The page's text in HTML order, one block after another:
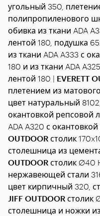
угольный 350,
полипропиленового
обивка из ткани ADA
лентой 180, подушка
из ткани ADA A333 с
180 и из ткани ADA
лентой 180 | EVERETT
плетением из
цвет натуральный
окантовкой репсовой
ADA A320 с
OUTDOOR столик
столешница из
OUTDOOR столик Ø40
нержавеющей стали
цвет кирпичный 320,
JIFF OUTDOOR столик
столешница и ножки